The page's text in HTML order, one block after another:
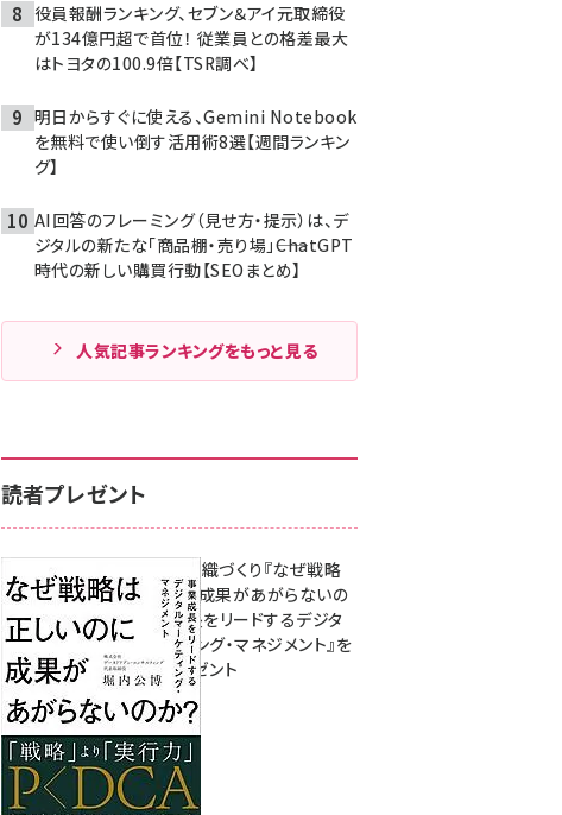
役員報酬ランキング、セブン＆アイ元取締役
が134億円超で首位！ 従業員との格差最大
はトヨタの100.9倍【TSR調べ】
明日からすぐに使える、Gemini Notebook
を無料で使い倒す活用術8選【週間ランキン
グ】
AI回答のフレーミング（見せ方・提示）は、デ
ジタルの新たな「商品棚・売り場」――ChatGPT
時代の新しい購買行動【SEOまとめ】
人気記事ランキングをもっと見る
読者プレゼント
成果を生む組織づくり『なぜ戦略
は正しいのに成果があがらないの
か？ 事業成長をリードするデジタ
ルマーケティング・マネジメント』を
3名様にプレゼント
8月7日 10:00